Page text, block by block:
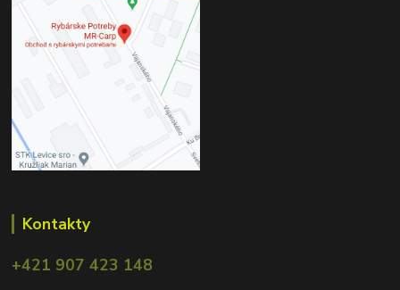
Kontakty
+421 907 423 148